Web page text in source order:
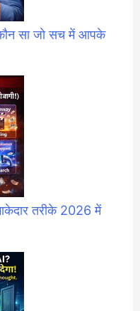
सा जो सच में आपके
तरीके 2026 में